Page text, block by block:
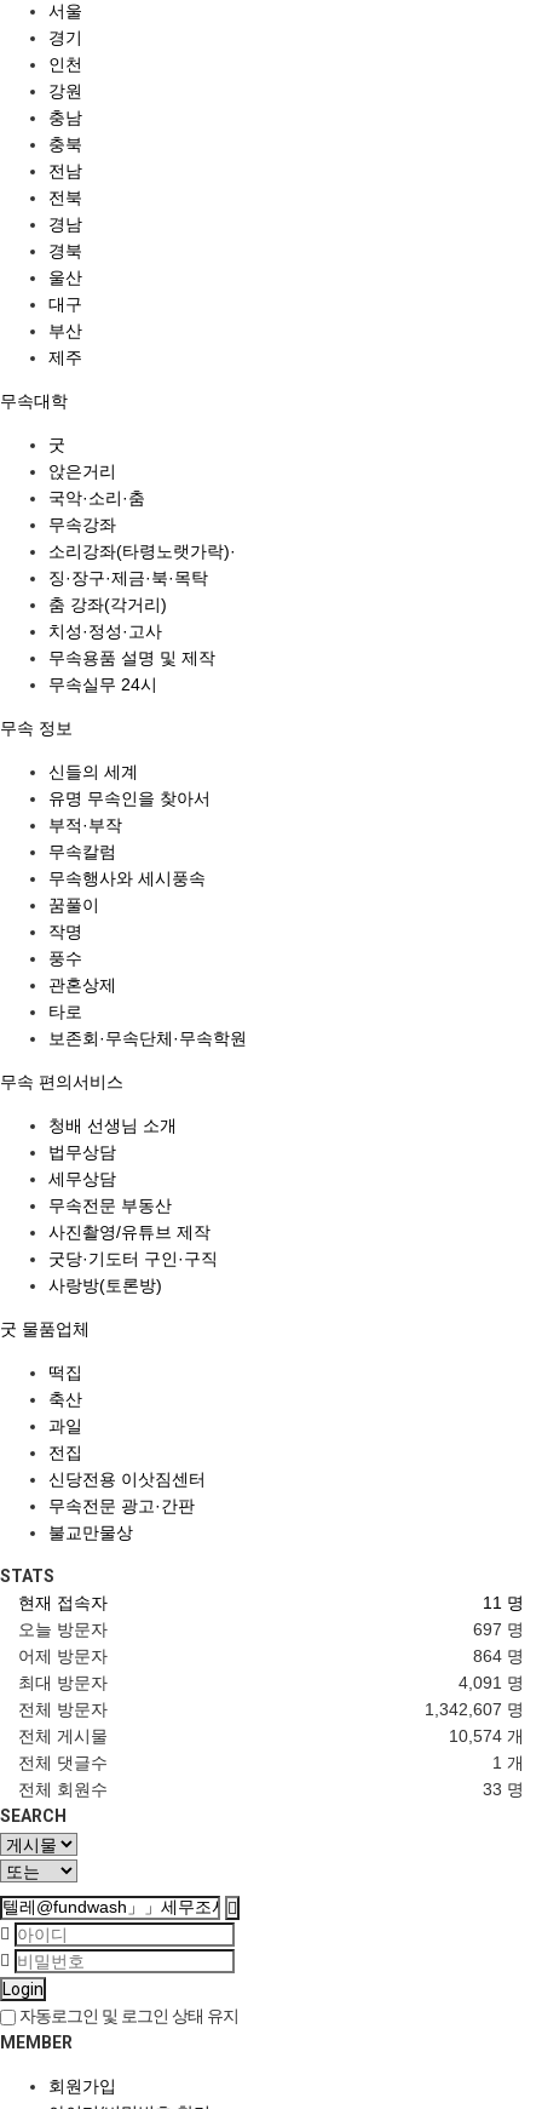
서울
경기
인천
강원
충남
충북
전남
전북
경남
경북
울산
대구
부산
제주
무속대학
굿
앉은거리
국악·소리·춤
무속강좌
소리강좌(타령노랫가락)·
징·장구·제금·북·목탁
춤 강좌(각거리)
치성·정성·고사
무속용품 설명 및 제작
무속실무 24시
무속 정보
신들의 세계
유명 무속인을 찾아서
부적·부작
무속칼럼
무속행사와 세시풍속
꿈풀이
작명
풍수
관혼상제
타로
보존회·무속단체·무속학원
무속 편의서비스
청배 선생님 소개
법무상담
세무상담
무속전문 부동산
사진촬영/유튜브 제작
굿당·기도터 구인·구직
사랑방(토론방)
굿 물품업체
떡집
축산
과일
전집
신당전용 이삿짐센터
무속전문 광고·간판
불교만물상
STATS
11 명
현재 접속자
697 명
오늘 방문자
864 명
어제 방문자
4,091 명
최대 방문자
1,342,607 명
전체 방문자
10,574 개
전체 게시물
1 개
전체 댓글수
33 명
전체 회원수
SEARCH
Login
자동로그인 및 로그인 상태 유지
MEMBER
회원가입